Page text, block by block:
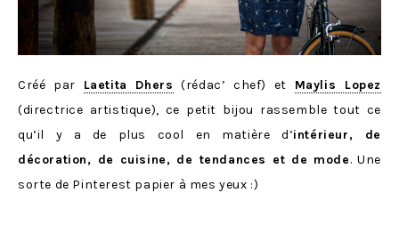
Créé par Laetita Dhers (rédac’ chef) et Maylis Lopez
(directrice artistique), ce petit bijou rassemble tout ce
qu’il y a de plus cool en matière d’intérieur, de
décoration, de cuisine, de tendances et de mode. Une
sorte de Pinterest papier à mes yeux :)